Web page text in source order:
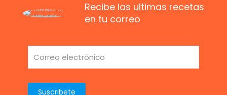
Recibe las ultimas recetas
en tu correo